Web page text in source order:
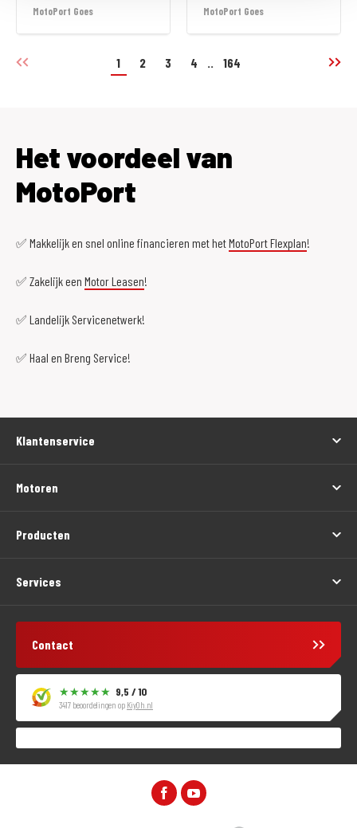
MotoPort Goes
MotoPort Goes
1 2 3 4 .. 164
Het voordeel van
MotoPort
✅ Makkelijk en snel online financieren met hetMotoPort Flexplan!
✅ Zakelijk een Motor Leasen!
✅ Landelijk Servicenetwerk!
✅ Haal en Breng Service!
Klantenservice
Motoren
Producten
Services
Contact
9,5 / 10
3417 beoordelingen op KiyOh.nl